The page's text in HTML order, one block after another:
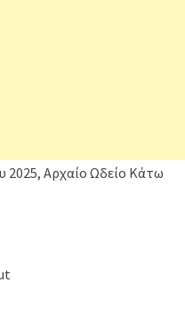
2025, Αρχαίο Ωδείο Κάτω